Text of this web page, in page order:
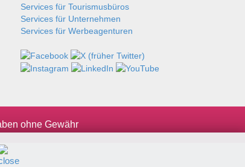
Services für Tourismusbüros
Services für Unternehmen
Services für Werbeagenturen
ohne Gewähr